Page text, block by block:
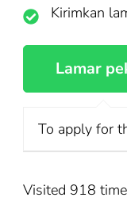
Kirimkan
To apply for
Visited 918